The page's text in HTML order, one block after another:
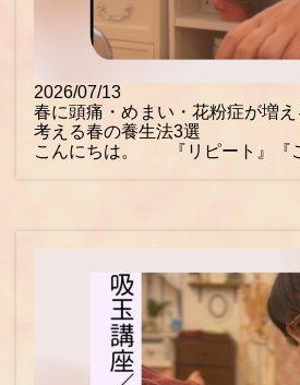
2026/07/13
春に頭痛・めまい・花粉症が増
考える春の養生法3選
こんにちは。 『リピート』『